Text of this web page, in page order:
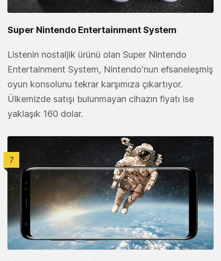
Super Nintendo Entertainment System
Listenin nostaljik ürünü olan Super Nintendo
Entertainment System, Nintendo'nun efsaneleşmiş
oyun konsolunu tekrar karşımıza çıkartıyor.
Ülkemizde satışı bulunmayan cihazın fiyatı ise
yaklaşık 160 dolar.
7